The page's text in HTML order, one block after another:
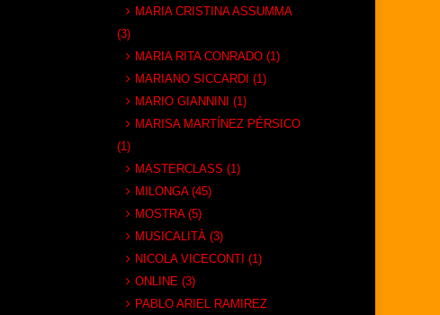
MARIA CRISTINA ASSUMMA
(3)
MARIA RITA CONRADO (1)
MARIANO SICCARDI (1)
MARIO GIANNINI (1)
MARISA MARTÍNEZ PÉRSICO
(1)
MASTERCLASS (1)
MILONGA (45)
MOSTRA (5)
MUSICALITÀ (3)
NICOLA VICECONTI (1)
ONLINE (3)
PABLO ARIEL RAMIREZ